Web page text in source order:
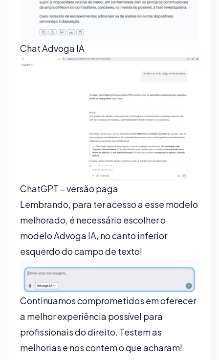
Chat Advoga IA
ChatGPT – versão paga
Lembrando, para ter acesso a esse modelo
melhorado, é necessário escolher o
modelo Advoga IA, no canto inferior
esquerdo do campo de texto!
Continuamos comprometidos em oferecer
a melhor experiência possível para
profissionais do direito. Testem as
melhorias e nos contem o que acharam!